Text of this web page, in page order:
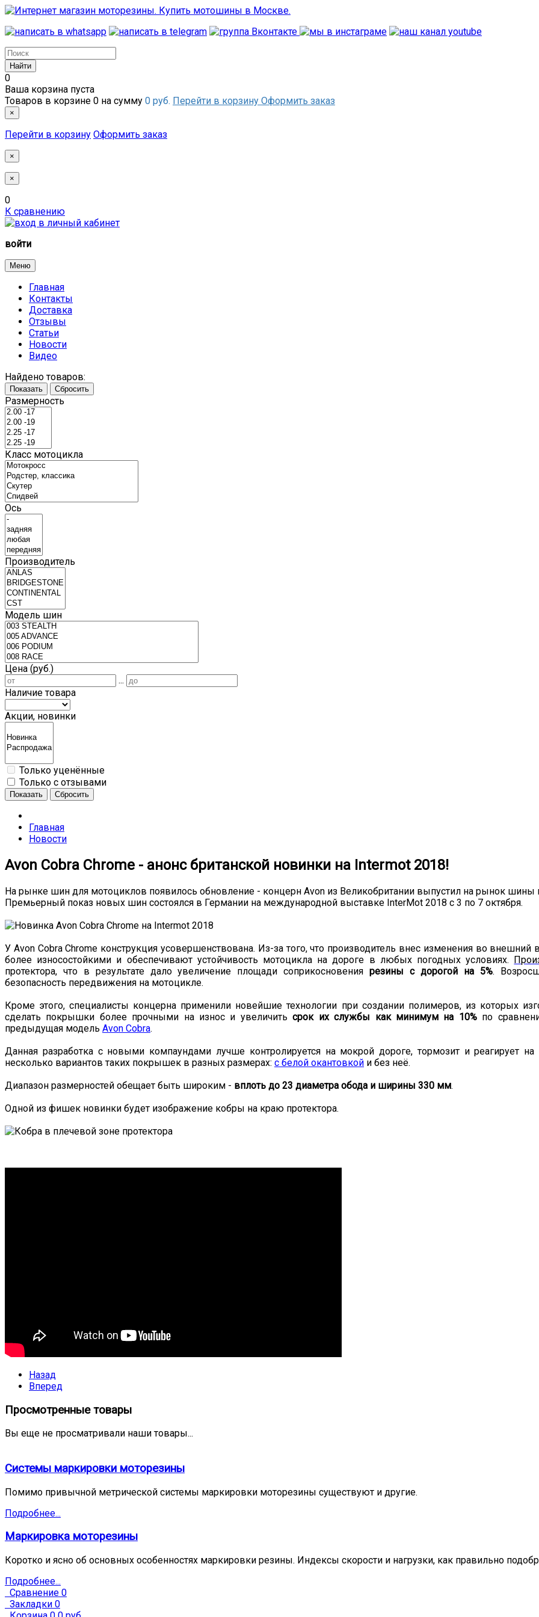
0
Ваша корзина пуста
Товаров в корзине 0 на сумму 0 руб. Перейти в корзину Оформить заказ
×
Перейти в корзину Оформить заказ
×
×
0
К сравнению
войти
Меню
Главная
Контакты
Доставка
Отзывы
Статьи
Новости
Видео
Найдено товаров:
Показать Сбросить
Размерность
Класс мотоцикла
Ось
Производитель
Модель шин
Цена (руб.)
...
Наличие товара
Акции, новинки
Только уценённые
Только с отзывами
Показать Сбросить
Главная
Новости
Avon Cobra Chrome - анонс британской новинки на Intermot 2018!
На рынке шин для мотоциклов появилось обновление - концерн Avon из Великобритании выпустил на рынок шины
Премьерный показ новых шин состоялся в Германии на международной выставке InterMot 2018 с 3 по 7 октября.
У Avon Cobra Chrome конструкция усовершенствована. Из-за того, что производитель внес изменения во
более износостойкими и обеспечивают устойчивость мотоцикла на дороге в любых погодных условиях.
протектора, что в результате дало увеличение площади соприкосновениярезины с дорогой на 5%.
безопасность передвижения на мотоцикле.
Кроме этого, специалисты концерна применили новейшие технологии при создании полимеров, из которых
сделать покрышки более прочными на износ и увеличитьсрок их службы как минимум на 10%по
предыдущая модель Avon Cobra.
Данная разработка с новыми компаундами лучше контролируется на мокрой дороге, тормозит и реагирует
несколько вариантов таких покрышек в разных размерах: с белой окантовкой и без неё.
Диапазон размерностей обещает быть широким - вплоть до 23 диаметра обода и ширины 330 мм.
Одной из фишек новинки будет изображение кобры на краю протектора.
Назад
Вперед
Просмотренные товары
Вы еще не просматривали наши товары...
Системы маркировки моторезины
Помимо привычной метрической системы маркировки моторезины существуют и другие.
Подробнее...
Маркировка моторезины
Коротко и ясно об основных особенностях маркировки резины. Индексы скорости и нагрузки, как правильно
Подробнее...
Сравнение 0
Закладки 0